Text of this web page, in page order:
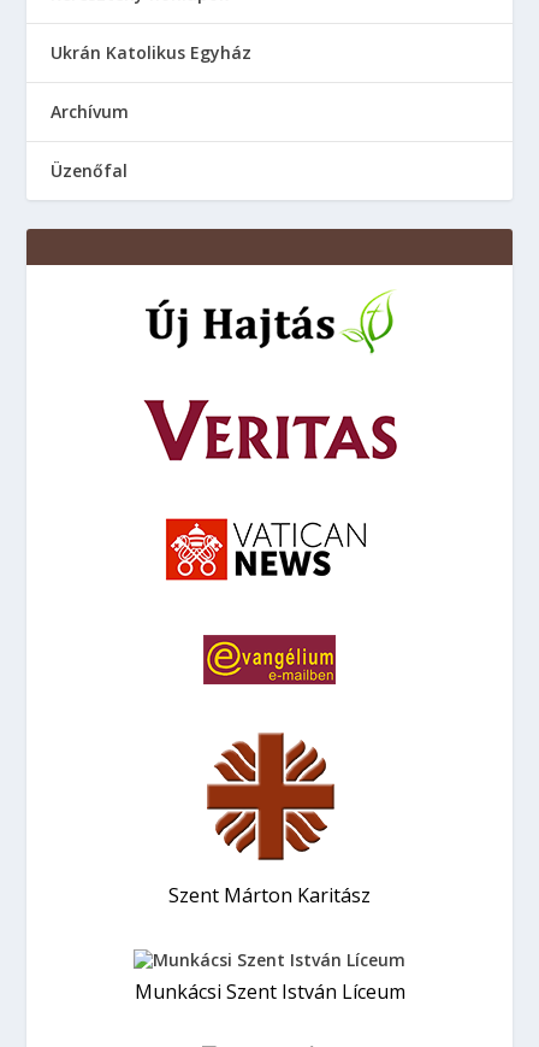
Ukrán Katolikus Egyház
Аrchívum
Üzenőfal
Szent Márton Karitász
Munkácsi Szent István Líceum